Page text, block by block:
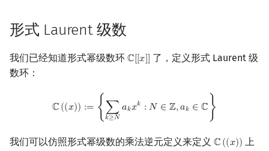
始
搜
关于本项目
如何参与
数学符号表
赛事
题型
技巧
常见错误
代码编辑工具
VS Code
Eclipse
Notepad++
评测工具 Cena
Lemon
命令行编译与调试
编译器
Generator
Interactor
Checker
C++ 基础
变量
流程控制语句
高级数据类型
C++ 标准库 STL 算法
string
pair
值类别
引用
常量
C++ 与其他常用语言的区别
Pascal 转 C++ 急救
复杂度
枚举
递归 & 分治
贪心
冒泡排序
计数排序
基数排序
DFS（搜索）
BFS（搜索）
启发式搜索
A*
动态规划基础
记忆化搜索
DAG 上的 DP
斜率优化
Slope Trick 优化
WQS 二分
字符串基础
标准库
字符串哈希
字典树 (Trie)
进位制
平衡三进制
模算术简介
素数
筛法
形式留数
复合逆
抽屉原理
容斥原理
卡特兰数
向量
内积和外积
行列式
单纯形法
群论
环论
Schreier–Sims 算法
条件概率与独立性
随机变量
概率不等式
公平组合游戏
零和游戏
数值积分
高斯消元
栈
队列
并查集
配对堆
块状链表
Sqrt Tree
李超线段树
区间最值操作 & 区间历史
Splay 树
替罪羊树
笛卡尔树
可持久化块状数组
可持久化字典树
可持久化可并堆
线段树套平衡树
分块套树状数组
Euler Tour Tree
图论相关概念
图的存储
BFS（图论）
树上问题
树的中心
最近公共祖先
树链剖分
k 短路
最小直径生成树
割点和桥
点/边连通度
最小割
上下界网络流
Stoer–Wagner 算法
二分图最大权匹配
一般图最大权匹配
稳定匹配
二维计算几何基础
三维计算几何基础
三角剖分
离散化
双指针 整体二分
随机化
爬山算法
并查集应用
括号序列
形式 Laurent 级数
我们已经知道形式幂级数环 ℂ[[𝑥]]
C[[x]] 了，定义形式 Laurent 级
数环：
ℂ((𝑥)) := { ∑
𝑘≥𝑁
𝑎𝑘𝑥𝑘 : 𝑁 ∈ ℤ,𝑎𝑘 ∈ ℂ }
:={ ∑k≥ x
我们可以仿照形式幂级数的乘法逆元定义来定义 ℂ((𝑥))
C( (x))
上